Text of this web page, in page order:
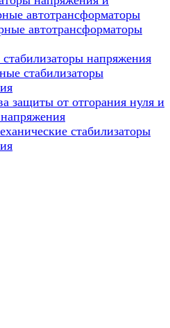
автотрансформаторы
автотрансформаторы
напряжения
стабилизаторы
защиты от отгорания нуля и
стабилизаторы